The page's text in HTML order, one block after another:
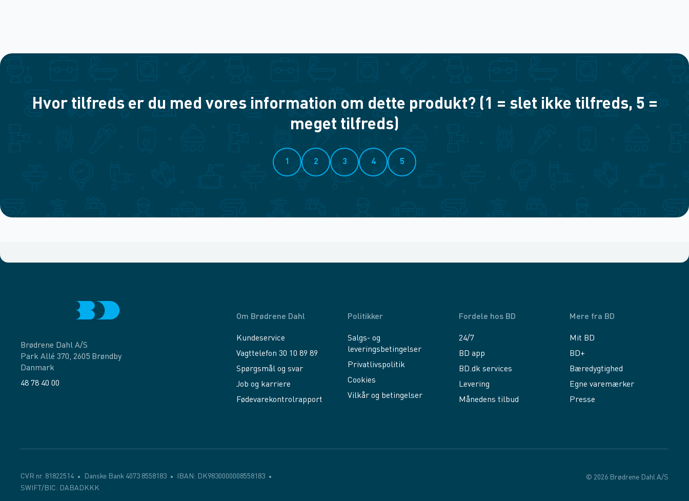
Hvor tilfreds er du med vores information om dette produkt? (1 = slet ikke tilfreds, 5 =
meget tilfreds)
1 2 3 4 5
Brødrene Dahl A/S
Park Allé 370, 2605 Brøndby
Danmark
48 78 40 00
Om Brødrene Dahl
Kundeservice
Vagttelefon 30 10 89 89
Spørgsmål og svar
Job og karriere
Fødevarekontrolrapport
Politikker
Salgs- og
leveringsbetingelser
Privatlivspolitik
Cookies
Vilkår og betingelser
Fordele hos BD
24/7
BD app
BD.dk services
Levering
Månedens tilbud
Mere fra BD
Mit BD
BD+
Bæredygtighed
Egne varemærker
Presse
CVR nr. 81822514 Danske Bank 4073 8558183
IBAN: DK9830000008558183
SWIFT/BIC: DABADKKK
© 2026 Brødrene Dahl A/S